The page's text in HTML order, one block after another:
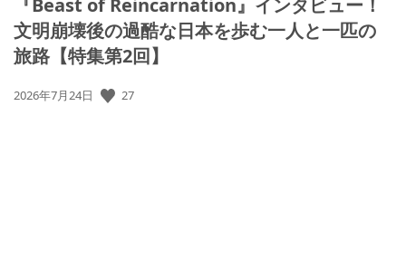
文明崩壊後の過酷な日本を歩む一人と一匹の
旅路【特集第2回】
公
2026年7月24日 27